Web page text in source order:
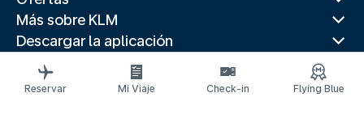
Más sobre KLM
Descargar la aplicación
Páginas web relacionadas
Guías de viaje
Reservar Mi Viaje Check-in Flying Blue